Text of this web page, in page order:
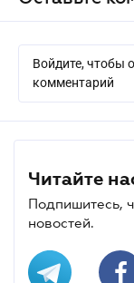
Войдите, чтобы
комментарий
Читайте
Подпишитесь,
новостей.